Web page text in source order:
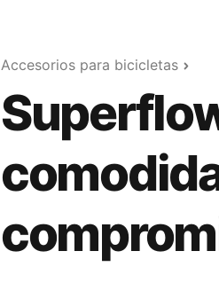
Accesorios para bicicletas